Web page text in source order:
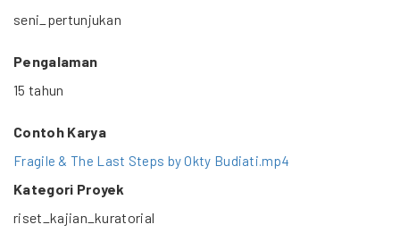
seni_pertunjukan
Pengalaman
15 tahun
Contoh Karya
Fragile & The Last Steps by Okty Budiati.mp4
Kategori Proyek
riset_kajian_kuratorial